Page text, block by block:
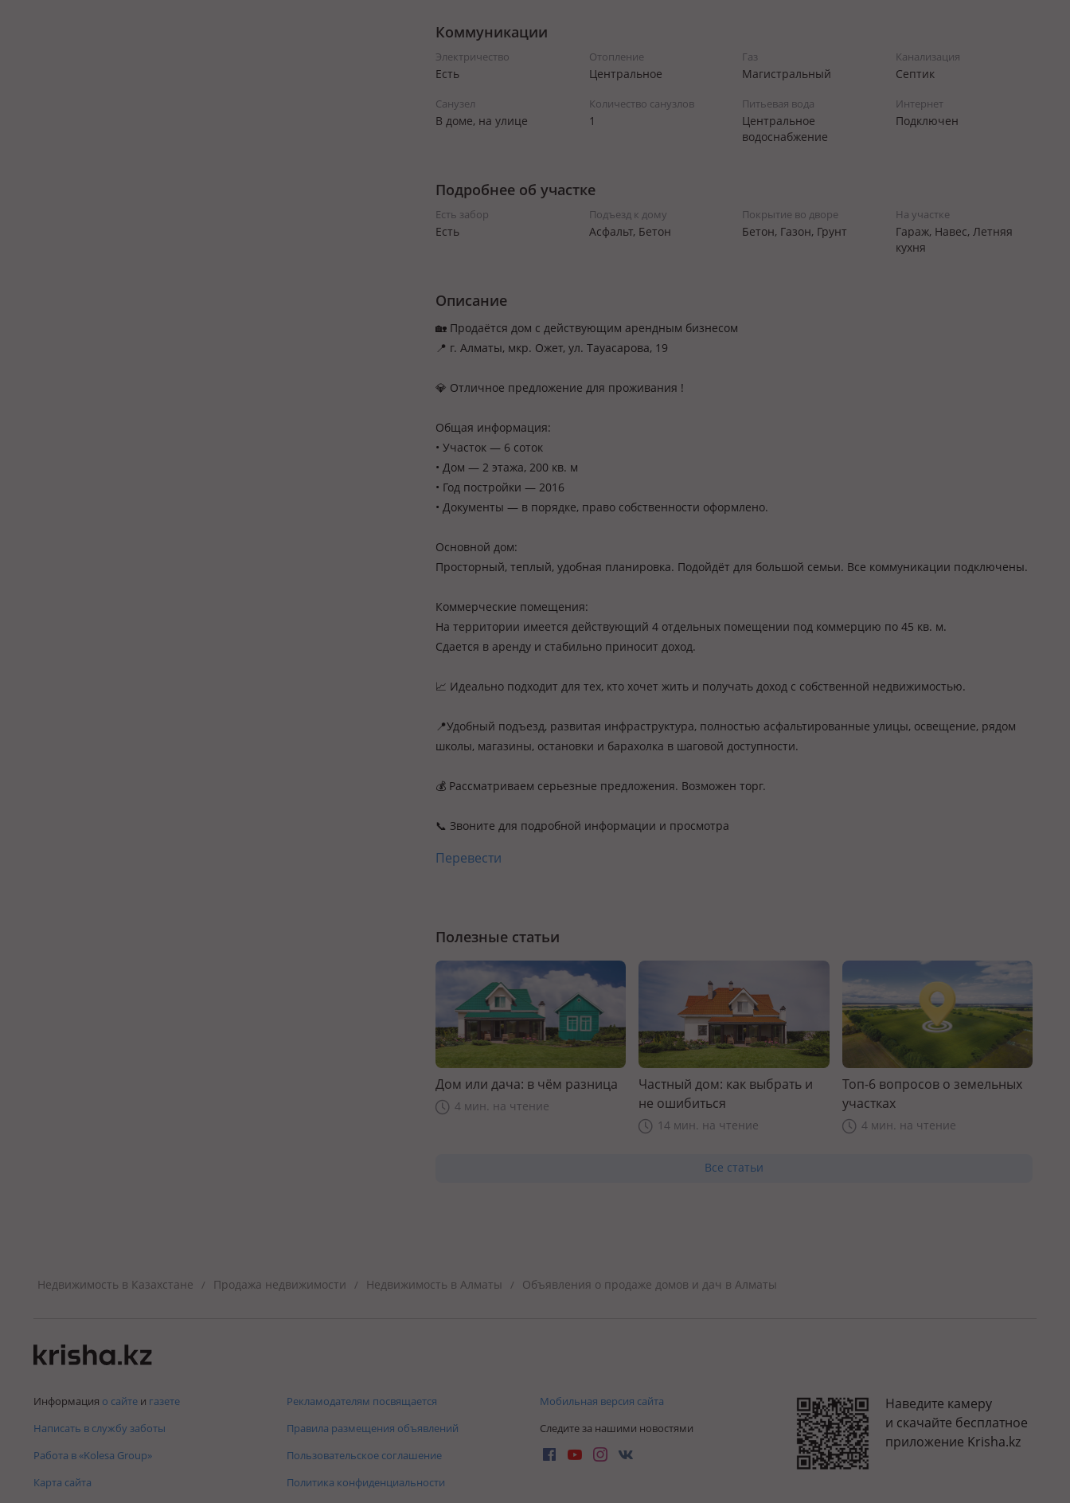
Коммуникации
Электричество
Есть
Отопление
Центральное
Газ
Магистральный
Канализация
Септик
Санузел
В доме, на улице
Количество санузлов
1
Питьевая вода
Центральное
водоснабжение
Интернет
Подключен
Подробнее об участке
Есть забор
Есть
Подъезд к дому
Асфальт, Бетон
Покрытие во дворе
Бетон, Газон, Грунт
На участке
Гараж, Навес, Летняя
кухня
Описание
🏡 Продаётся дом с действующим арендным бизнесом
📍 г. Алматы, мкр. Ожет, ул. Тауасарова, 19
💎 Отличное предложение для проживания !
Общая информация:
• Участок — 6 соток
• Дом — 2 этажа, 200 кв. м
• Год постройки — 2016
• Документы — в порядке, право собственности оформлено.
Основной дом:
Просторный, теплый, удобная планировка. Подойдёт для большой семьи. Все коммуникации подключены.
Коммерческие помещения:
На территории имеется действующий 4 отдельных помещении под коммерцию по 45 кв. м.
Сдается в аренду и стабильно приносит доход.
📈 Идеально подходит для тех, кто хочет жить и получать доход с собственной недвижимостью.
📍Удобный подъезд, развитая инфраструктура, полностью асфальтированные улицы, освещение, рядом
школы, магазины, остановки и барахолка в шаговой доступности.
💰 Рассматриваем серьезные предложения. Возможен торг.
📞 Звоните для подробной информации и просмотра
Перевести
Полезные статьи
Дом или дача: в чём разница
4 мин. на чтение
Частный дом: как выбрать и
не ошибиться
14 мин. на чтение
Топ-6 вопросов о земельных
участках
4 мин. на чтение
Все статьи
Недвижимость в Казахстане / Продажа недвижимости / Недвижимость в Алматы / Объявления о продаже домов и дач в Алматы
Информация о сайте и газете
Написать в службу заботы
Работа в «Kolesa Group»
Карта сайта
Рекламодателям посвящается
Правила размещения объявлений
Пользовательское соглашение
Политика конфиденциальности
Мобильная версия сайта
Следите за нашими новостями
Наведите камеру
и скачайте бесплатное
приложение Krisha.kz